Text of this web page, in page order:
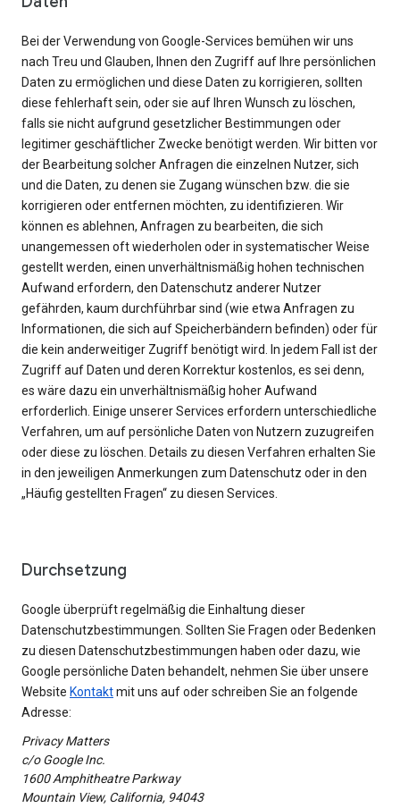
Bei der Verwendung von Google-Services bemühen wir uns
nach Treu und Glauben, Ihnen den Zugriff auf Ihre persönlichen
Daten zu ermöglichen und diese Daten zu korrigieren, sollten
diese fehlerhaft sein, oder sie auf Ihren Wunsch zu löschen,
falls sie nicht aufgrund gesetzlicher Bestimmungen oder
legitimer geschäftlicher Zwecke benötigt werden. Wir bitten vor
der Bearbeitung solcher Anfragen die einzelnen Nutzer, sich
und die Daten, zu denen sie Zugang wünschen bzw. die sie
korrigieren oder entfernen möchten, zu identifizieren. Wir
können es ablehnen, Anfragen zu bearbeiten, die sich
unangemessen oft wiederholen oder in systematischer Weise
gestellt werden, einen unverhältnismäßig hohen technischen
Aufwand erfordern, den Datenschutz anderer Nutzer
gefährden, kaum durchführbar sind (wie etwa Anfragen zu
Informationen, die sich auf Speicherbändern befinden) oder für
die kein anderweitiger Zugriff benötigt wird. In jedem Fall ist der
Zugriff auf Daten und deren Korrektur kostenlos, es sei denn,
es wäre dazu ein unverhältnismäßig hoher Aufwand
erforderlich. Einige unserer Services erfordern unterschiedliche
Verfahren, um auf persönliche Daten von Nutzern zuzugreifen
oder diese zu löschen. Details zu diesen Verfahren erhalten Sie
in den jeweiligen Anmerkungen zum Datenschutz oder in den
„Häufig gestellten Fragen“ zu diesen Services.
Durchsetzung
Google überprüft regelmäßig die Einhaltung dieser
Datenschutzbestimmungen. Sollten Sie Fragen oder Bedenken
zu diesen Datenschutzbestimmungen haben oder dazu, wie
Google persönliche Daten behandelt, nehmen Sie über unsere
Website Kontaktmit uns auf oder schreiben Sie an folgende
Adresse:
Privacy Matters
c/o Google Inc.
1600 Amphitheatre Parkway
Mountain View, California, 94043